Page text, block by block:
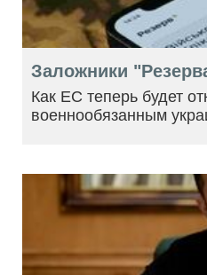
Заложники
Как ЕС теперь будет
военнообязанным